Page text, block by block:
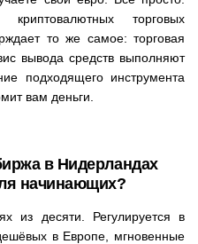
торговых
то же самое: торговая
вывода средств выполняют
подходящего инструмента
вам деньги.
в Нидерландах
начинающих?
из десяти. Регулируется в
в Европе, мгновенные